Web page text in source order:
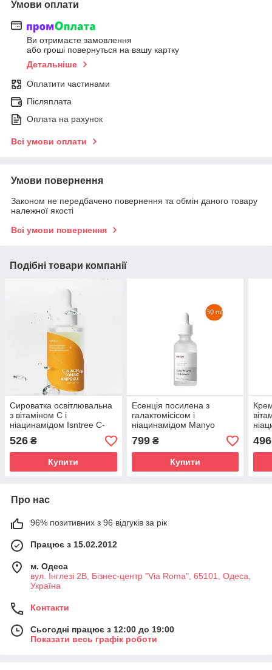
Умови оплати
Ви отримаєте замовлення
або гроші повернуться на вашу картку
Детальніше
Оплатити частинами
Післяплата
Оплата на рахунок
Всі умови оплати
Умови повернення
Законом не передбачено повернення та обмін даного товару
належної якості
Всі умови повернення
Подібні товари компанії
Сироватка освітлювальна
з вітаміном С і
ніацинамідом Isntree C-
Niacin Toning Ampoule 50
ml
526 ₴
Купити
Есенція посилена з
галактомісісом і
ніацинамідом Manyo
Galac Niacin 2.0 Essence
30 ml
799₴
Купити
496
Про нас
96% позитивних з 96 відгуків за рік
Працює з 15.02.2012
м. Одеса
вул. Інглезі 2В, Бізнес-центр "Via Roma", 65101, Одеса,
Україна
Контакти
Сьогодні працює з 12:00 до 19:00
Показати весь графік роботи